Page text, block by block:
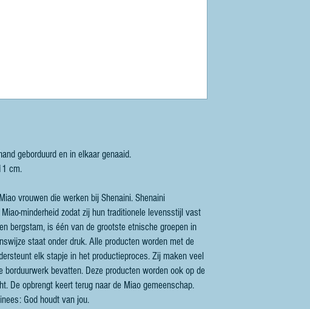
geborduurd en in elkaar genaaid.
cm.
vrouwen die werken bij Shenaini. Shenaini
minderheid zodat zij hun traditionele levensstijl vast
bergstam, is één van de grootste etnische groepen in
staat onder druk. Alle producten worden met de
elk stapje in het productieproces. Zij maken veel
borduurwerk bevatten. Deze producten worden ook op de
De opbrengt keert terug naar de Miao gemeenschap.
God houdt van jou.